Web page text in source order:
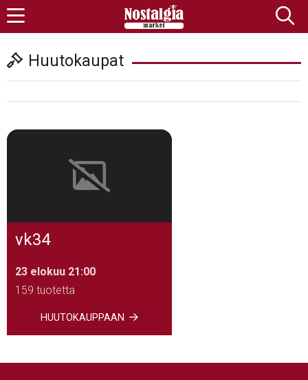
Huutokaupat
vk34
23 elokuu 21:00
159 tuotetta
HUUTOKAUPPAAN